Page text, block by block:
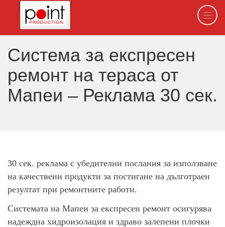
Система за експресен
ремонт на тераса от
Мапеи – Реклама 30 сек.
30 сек. реклама с убедителни послания за използване
на качествени продукти за постигане на дълготраен
резултат при ремонтните работи.
Системата на Мапеи за експресен ремонт осигурява
надеждна хидроизолация и здраво залепени плочки